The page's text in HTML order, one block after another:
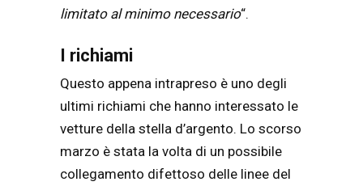
limitato al minimo necessario“.
I richiami
Questo appena intrapreso è uno degli
ultimi richiami che hanno interessato le
vetture della stella d’argento. Lo scorso
marzo è stata la volta di un possibile
collegamento difettoso delle linee del